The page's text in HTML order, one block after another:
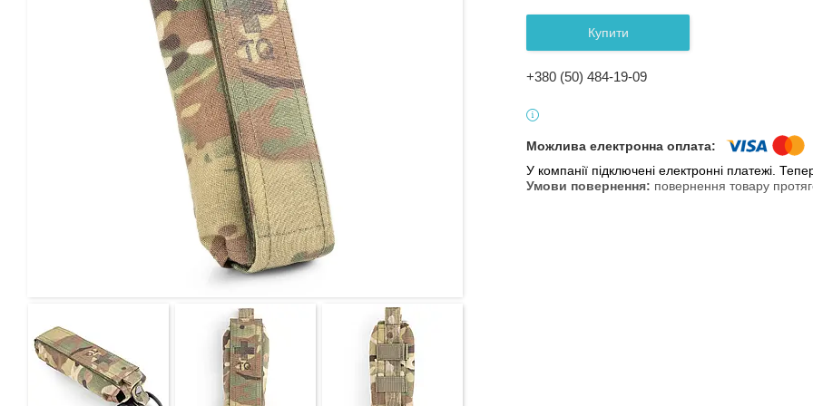
Купити
+380 (50) 484-19-09
У компанії підключені електронні платежі.
повернення товару